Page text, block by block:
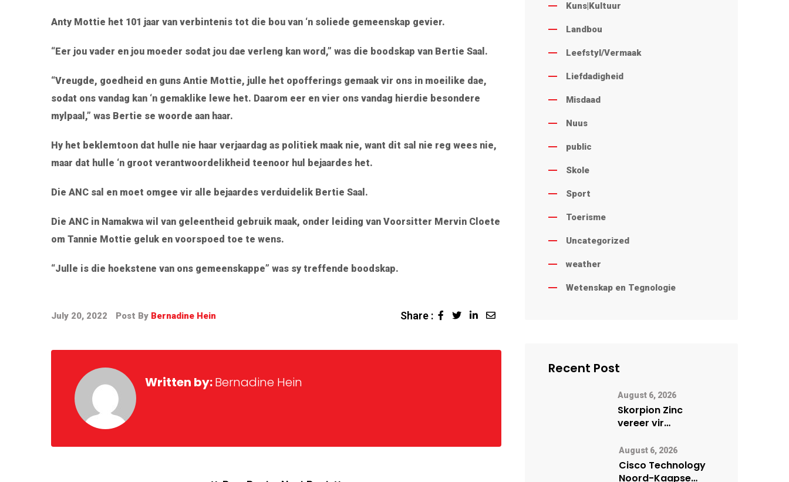
Anty Mottie het 101 jaar van verbintenis tot die bou van ‘n soliede gemeenskap gevier.
“Eer jou vader en jou moeder sodat jou dae verleng kan word,” was die boodskap van Bertie Saal.
“Vreugde, goedheid en guns Antie Mottie, julle het opofferings gemaak vir ons in moeilike dae,
sodat ons vandag kan ‘n gemaklike lewe het. Daarom eer en vier ons vandag hierdie besondere
mylpaal,” was Bertie se woorde aan haar.
Hy het beklemtoon dat hulle nie haar verjaardag as politiek maak nie, want dit sal nie reg wees nie,
maar dat hulle ‘n groot verantwoordelikheid teenoor hul bejaardes het.
Die ANC sal en moet omgee vir alle bejaardes verduidelik Bertie Saal.
Die ANC in Namakwa wil van geleentheid gebruik maak, onder leiding van Voorsitter Mervin Cloete
om Tannie Mottie geluk en voorspoed toe te wens.
“Julle is die hoekstene van ons gemeenskappe” was sy treffende boodskap.
July 20, 2022 Post By Bernadine Hein Share :
Written by:Bernadine Hein
Kuns|Kultuur
Landbou
Leefstyl/Vermaak
Liefdadigheid
Misdaad
Nuus
public
Skole
Sport
Toerisme
Uncategorized
weather
Wetenskap en Tegnologie
Recent Post
August 6, 2026
Skorpion Zinc
vereer vir
veiligheidsprestasie
by Namibië Mynbou
Ekspo
August 6, 2026
Cisco Technology
Noord-Kaapse